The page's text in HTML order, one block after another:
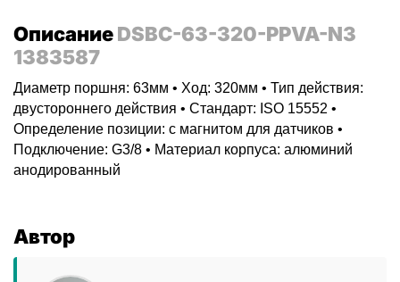
ОписаниеDSBC-63-320-PPVA-N3
1383587
Диаметр поршня: 63мм • Ход: 320мм • Тип действия:
двустороннего действия • Стандарт: ISO 15552 •
Определение позиции: с магнитом для датчиков •
Подключение: G3/8 • Материал корпуса: алюминий
анодированный
Автор